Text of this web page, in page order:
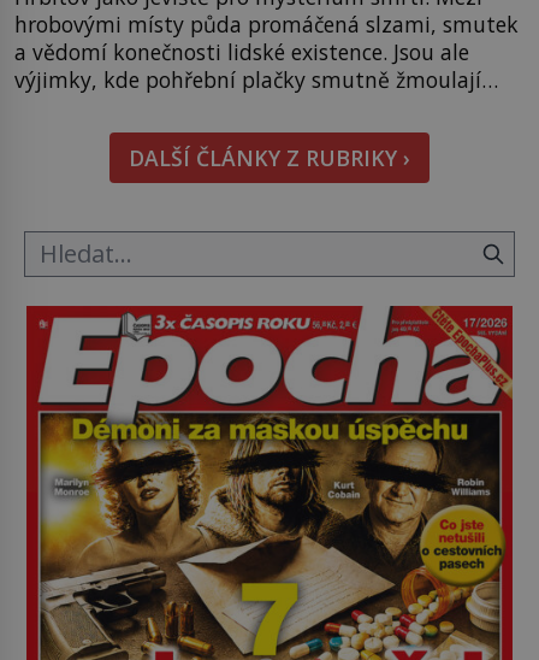
hrobovými místy půda promáčená slzami, smutek
a vědomí konečnosti lidské existence. Jsou ale
výjimky, kde pohřební plačky smutně žmoulají
pohledu na výši vyměřené podpory
v nezaměstnanosti. Kam vás pozveme? Unikátní
hřbitov, který si vysloužil název „Veselý“, najdeme
DALŠÍ ČLÁNKY Z RUBRIKY ›